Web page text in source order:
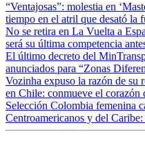
“Ventajosas”: molestia en
tiempo en el atril que desató la
No se retira en La Vuelta a
será su última competencia
El último decreto del
anunciados para “Zonas
Vozinha expuso la razón de su
en Chile: conmueve el corazón
Selección Colombia femenina
Centroamericanos y del